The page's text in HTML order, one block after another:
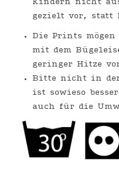
Kindern nicht
gezielt vor, statt
Die Prints
mit dem
geringer Hitze
Bitte nicht in
ist sowieso
auch für die